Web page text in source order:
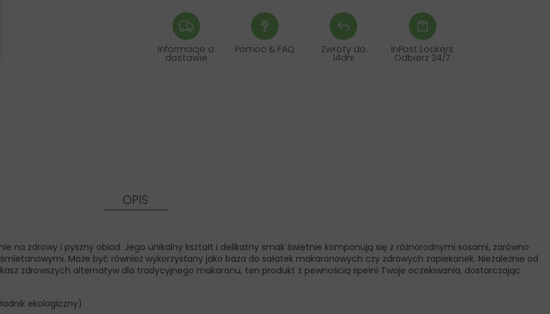
Informacje o
dostawie
Pomoc & FAQ Zwroty do
14dni
InPost Lockers
Odbierz 24/7
OPIS
na zdrowy i pyszny obiad. Jego unikalny kształt i delikatny smak świetnie komponują się z różnorodnymi sosami, zarówno
Może być również wykorzystany jako baza do sałatek makaronowych czy zdrowych zapiekanek. Niezależnie od
zdrowszych alternatyw dla tradycyjnego makaronu, ten produkt z pewnością spełni Twoje oczekiwania, dostarczając
ekologiczny)